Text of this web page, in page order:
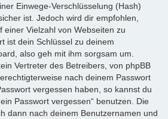
Einwege-Verschlüsselung (Hash)
ist. Jedoch wird dir empfohlen,
einer Vielzahl von Webseiten zu
ist dein Schlüssel zu deinem
also geh mit ihm sorgsam um.
Vertreter des Betreibers, von phpBB
nach deinem Passwort
vergessen haben, so kannst du
Passwort vergessen“ benutzen. Die
dann nach deinem Benutzernamen und